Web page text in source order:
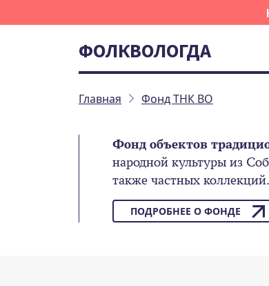
ФОЛКВОЛОГДА
Главная Фонд ТНК ВО
Фонд объектов
народной культуры из
также частных коллекций.
ПОДРОБНЕЕ О ФОНДЕ